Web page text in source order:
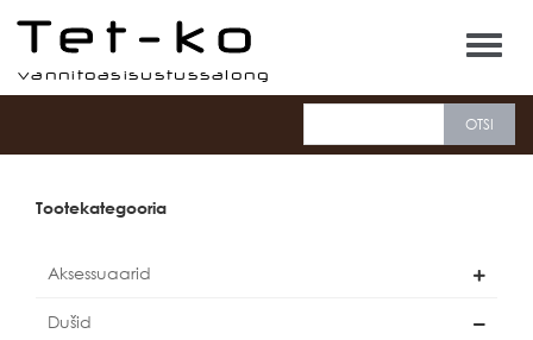
Tet-ko
Tootekategooria
Aksessuaarid
Dušid